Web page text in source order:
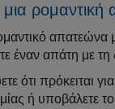
ρομαντική
απατεώνα
έναν απάτη με
ότι πρόκειται
ή υποβάλετε